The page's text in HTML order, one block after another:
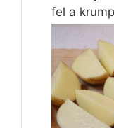
fel a